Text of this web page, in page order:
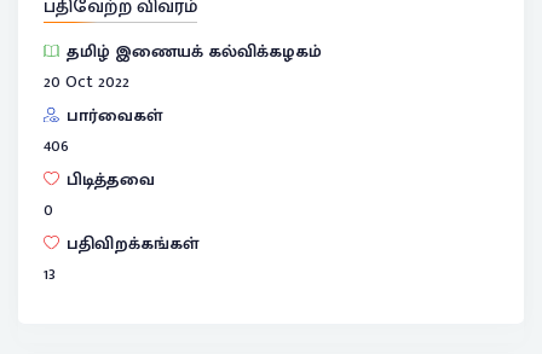
தமிழ் இணையக் கல்விக்கழகம்
20 Oct 2022
பார்வைகள்
406
பிடித்தவை
0
பதிவிறக்கங்கள்
13